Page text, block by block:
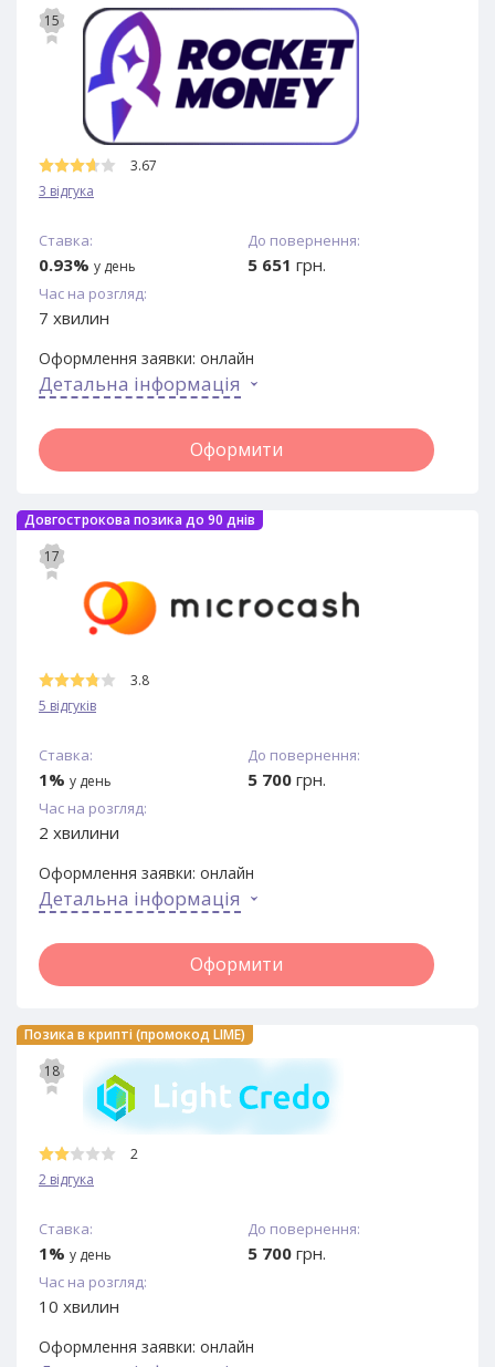
15
3.67
3 відгука
Ставка:
0.93% у день
До повернення:
5 651 грн.
Час на розгляд:
7 хвилин
Оформлення заявки: онлайн
Детальна інформація
Оформити
Довгострокова позика до 90 днів
17
3.8
5 відгуків
Ставка:
1% у день
До повернення:
5 700 грн.
Час на розгляд:
2 хвилини
Оформлення заявки: онлайн
Детальна інформація
Оформити
Позика в крипті (промокод LIME)
18
2
2 відгука
Ставка:
1% у день
До повернення:
5 700 грн.
Час на розгляд:
10 хвилин
Оформлення заявки: онлайн